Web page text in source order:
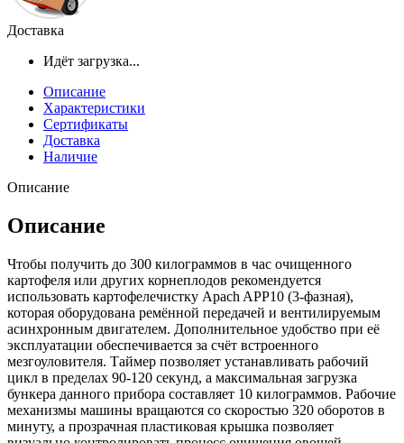
Доставка
Идёт загрузка...
Описание
Характеристики
Сертификаты
Доставка
Наличие
Описание
Описание
Чтобы получить до 300 килограммов в час очищенного
картофеля или других корнеплодов рекомендуется
использовать картофелечистку Apach APP10 (3-фазная),
которая оборудована ремённой передачей и вентилируемым
асинхронным двигателем. Дополнительное удобство при её
эксплуатации обеспечивается за счёт встроенного
мезгоуловителя. Таймер позволяет устанавливать рабочий
цикл в пределах 90-120 секунд, а максимальная загрузка
бункера данного прибора составляет 10 килограммов. Рабочие
механизмы машины вращаются со скоростью 320 оборотов в
минуту, а прозрачная пластиковая крышка позволяет